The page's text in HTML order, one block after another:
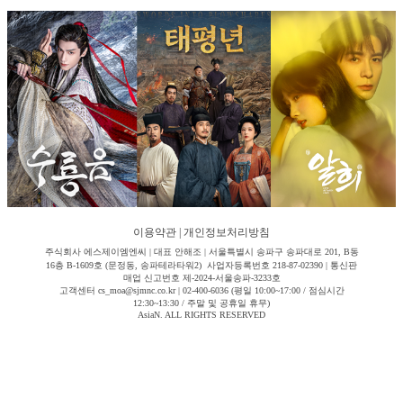
이용약관 개인정보처리방침
주식회사 에스제이엠엔씨 | 대표 안해조 | 서울특별시 송파구 송파대로 201, B동
16층 B-1609호 (문정동, 송파테라타워2) 사업자등록번호 218-87-02390 | 통신판
매업 신고번호 제-2024-서울송파-3233호
고객센터 cs_moa@sjmnc.co.kr | 02-400-6036 (평일 10:00~17:00 / 점심시간
12:30~13:30 / 주말 및 공휴일 휴무)
AsiaN. ALL RIGHTS RESERVED